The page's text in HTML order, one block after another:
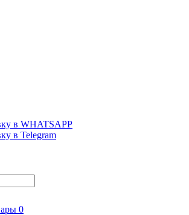
в WHATSAPP
в Telegram
0